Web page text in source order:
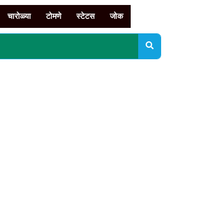
चारोळ्या टोमणे स्टेटस जोक